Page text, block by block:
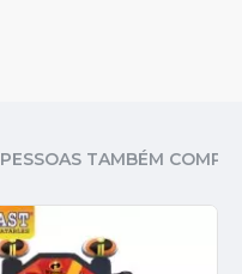
PESSOAS TAMBÉM